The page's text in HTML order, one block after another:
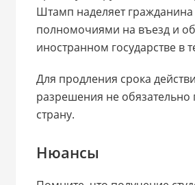
Штамп наделяет гражданина
полномочиями на въезд и
иностранном государстве в
Для продления срока
разрешения не обязательно
страну.
Нюансы